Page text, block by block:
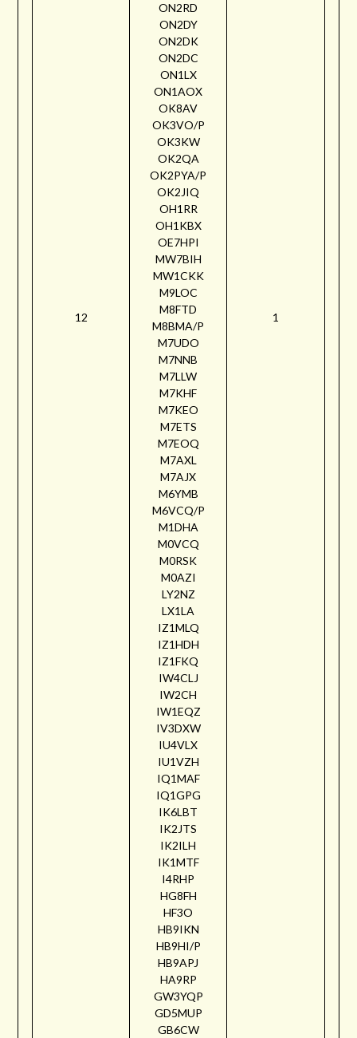
12
ON2RD
ON2DY
ON2DK
ON2DC
ON1LX
ON1AOX
OK8AV
OK3VO/P
OK3KW
OK2QA
OK2PYA/P
OK2JIQ
OH1RR
OH1KBX
OE7HPI
MW7BIH
MW1CKK
M9LOC
M8FTD
M8BMA/P
M7UDO
M7NNB
M7LLW
M7KHF
M7KEO
M7ETS
M7EOQ
M7AXL
M7AJX
M6YMB
M6VCQ/P
M1DHA
M0VCQ
M0RSK
M0AZI
LY2NZ
LX1LA
IZ1MLQ
IZ1HDH
IZ1FKQ
IW4CLJ
IW2CH
IW1EQZ
IV3DXW
IU4VLX
IU1VZH
IQ1MAF
IQ1GPG
IK6LBT
IK2JTS
IK2ILH
IK1MTF
I4RHP
HG8FH
HF3O
HB9IKN
HB9HI/P
HB9APJ
HA9RP
GW3YQP
GD5MUP
GB6CW
1